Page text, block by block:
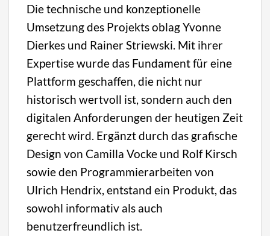
Die technische und konzeptionelle
Umsetzung des Projekts oblag Yvonne
Dierkes und Rainer Striewski. Mit ihrer
Expertise wurde das Fundament für eine
Plattform geschaffen, die nicht nur
historisch wertvoll ist, sondern auch den
digitalen Anforderungen der heutigen Zeit
gerecht wird. Ergänzt durch das grafische
Design von Camilla Vocke und Rolf Kirsch
sowie den Programmierarbeiten von
Ulrich Hendrix, entstand ein Produkt, das
sowohl informativ als auch
benutzerfreundlich ist.